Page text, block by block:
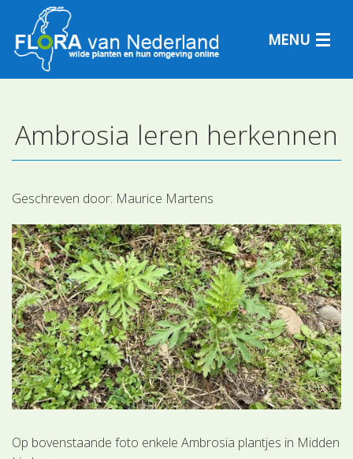
MENU
Plantensoorten
Plantengemeenschappen
Determineren
Ambrosia leren herkennen
Geschreven door: Maurice Martens
Op bovenstaande foto enkele Ambrosia plantjes in Midden